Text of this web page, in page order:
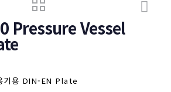
Pressure Vessel
기용 DIN-EN Plate